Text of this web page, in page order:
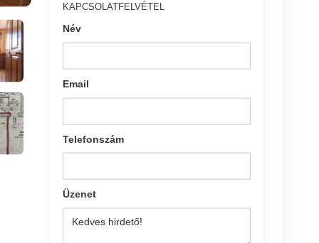
KAPCSOLATFELVÉTEL
Név
Email
Telefonszám
Üzenet